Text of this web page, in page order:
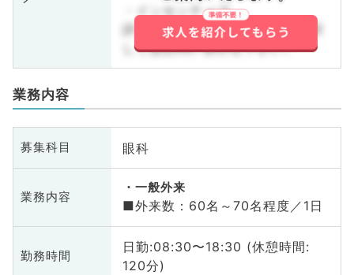
・インセンティブ
詳しくはお問い合わせ下さい。詳
しくはお問い合わせ下さい。
業務内容
募集科目 眼科
業務内容
一般外来
■外来数：60名～70名程度／1日
勤務時間
日勤:08:30〜18:30 (休憩時間:
120分)